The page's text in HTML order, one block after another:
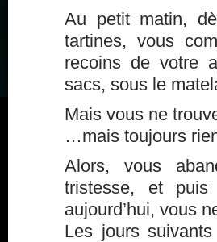
Au petit matin,
tartines, vous
recoins de votre
sacs, sous le
Mais vous ne
…mais toujours
Alors, vous
tristesse, et
aujourd’hui, vous
Les jours